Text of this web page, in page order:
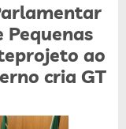
Pequenas
ao
cria GT